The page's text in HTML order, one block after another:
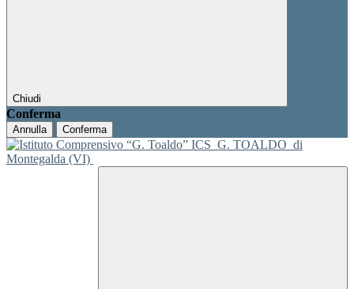
Chiudi
Conferma
Annulla Conferma
ICS G. TOALDO di
Montegalda (VI)